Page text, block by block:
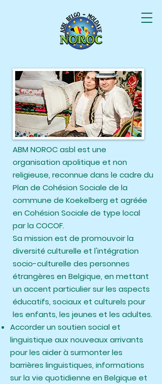
ABM NOROC asbl est une
organisation apolitique et non
religieuse, reconnue dans le cadre du
Plan de Cohésion Sociale de la
commune de Koekelberg et agréée
en Cohésion Sociale de type local
par la COCOF. ​
Sa mission est de promouvoir la
diversité culturelle et l'intégration
socio-culturelle des personnes
étrangères en Belgique, en mettant
un accent particulier sur les aspects
éducatifs, sociaux et culturels pour
les enfants, les jeunes et les adultes.
Accorder un soutien social et
linguistique aux nouveaux arrivants
pour les aider à surmonter les
barrières linguistiques, informations
sur la vie quotidienne en Belgique et